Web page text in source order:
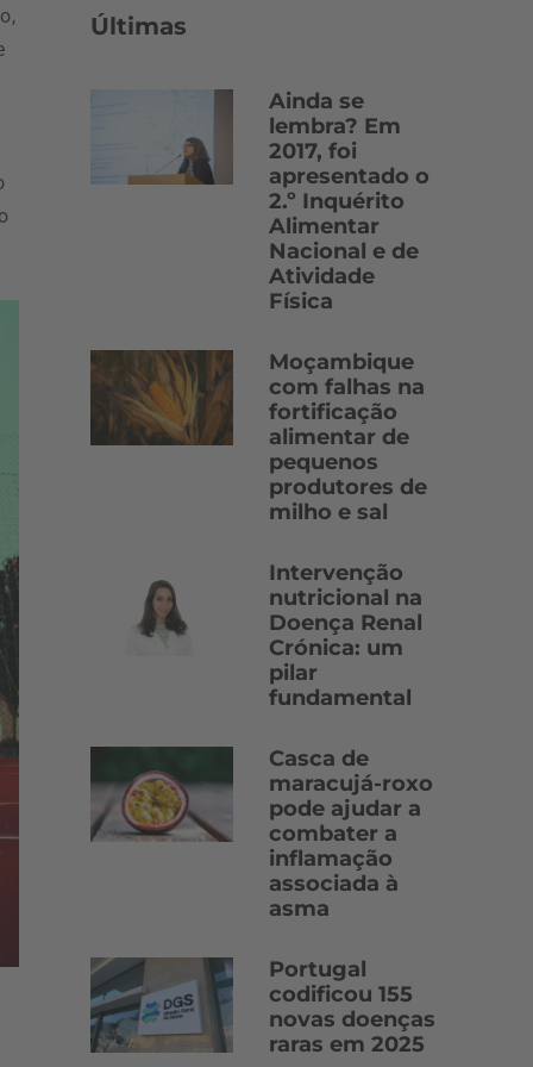
Últimas
Ainda se
lembra? Em
2017, foi
apresentado o
2.º Inquérito
Alimentar
Nacional e de
Atividade
Física
Moçambique
com falhas na
fortificação
alimentar de
pequenos
produtores de
milho e sal
Intervenção
nutricional na
Doença Renal
Crónica: um
pilar
fundamental
Casca de
maracujá-roxo
pode ajudar a
combater a
inflamação
associada à
asma
Portugal
codificou 155
novas doenças
raras em 2025